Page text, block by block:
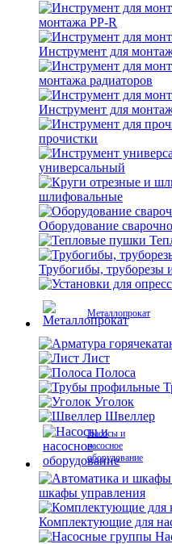
монтажа PP-R
Инструмент для
монтажа радиаторов
Инструмент для
прочистки
универсальный
шлифовальные
Оборудование
Трубогибы, труборезы
Металлопрокат
Лист
Полоса
Уголок
Швеллер
Насосы и
насосное
оборудование
шкафы управления
Комплектующие для